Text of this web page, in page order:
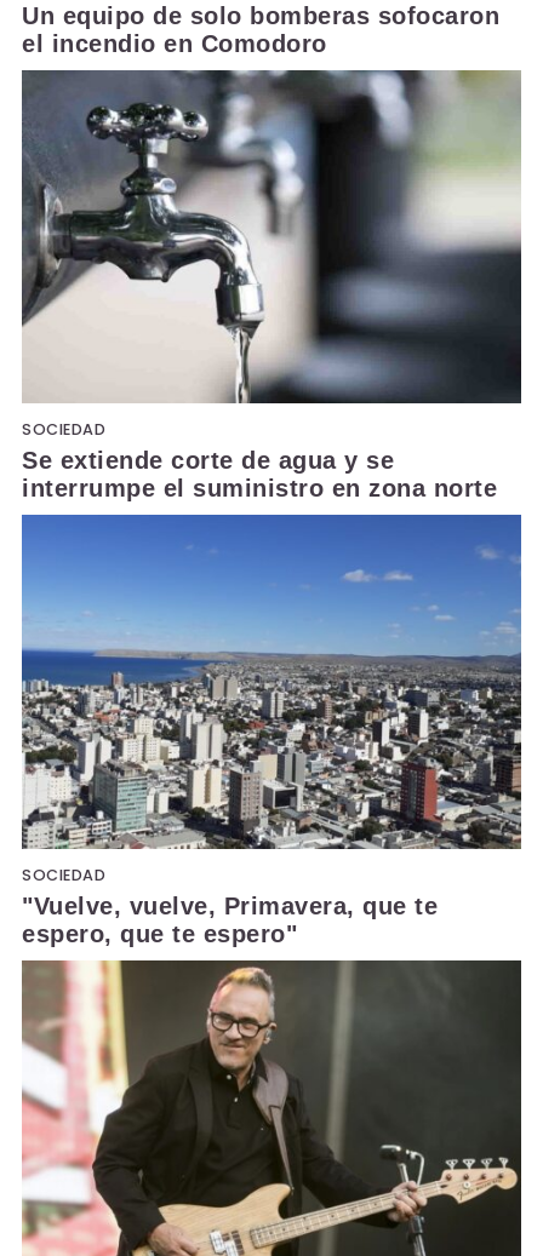
Un equipo de solo bomberas sofocaron
el incendio en Comodoro
SOCIEDAD
Se extiende corte de agua y se
interrumpe el suministro en zona norte
SOCIEDAD
"Vuelve, vuelve, Primavera, que te
espero, que te espero"